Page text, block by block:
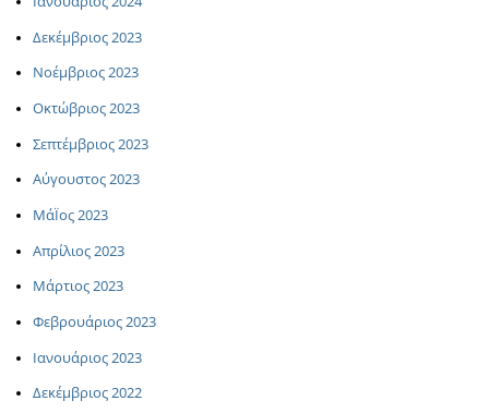
Δεκέμβριος 2023
Νοέμβριος 2023
Οκτώβριος 2023
Σεπτέμβριος 2023
Αύγουστος 2023
ΜάΪος 2023
Απρίλιος 2023
Μάρτιος 2023
Φεβρουάριος 2023
Ιανουάριος 2023
Δεκέμβριος 2022